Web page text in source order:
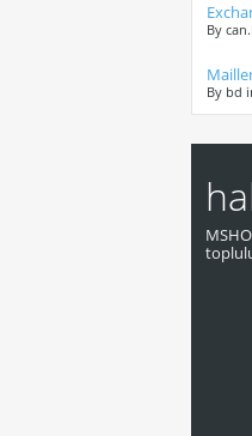
By
By bd